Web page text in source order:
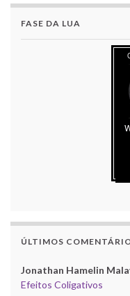
FASE DA LUA
ÚLTIMOS
Jonathan Hamelin
Efeitos Coligativos